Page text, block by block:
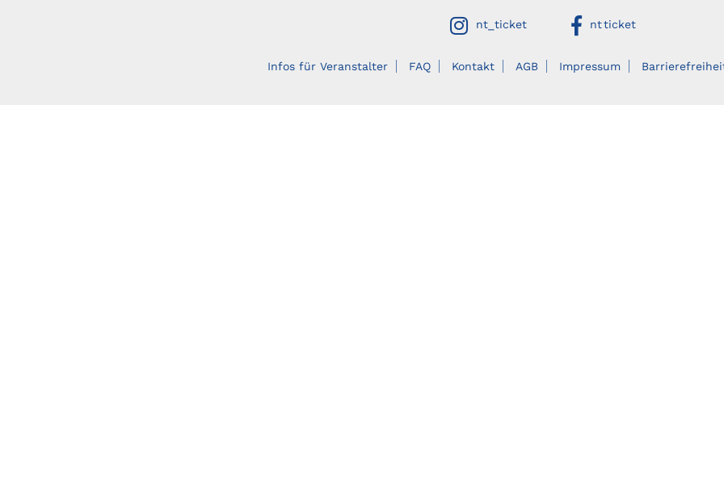
nt_ticketauf instagramnt ticketauf facebook
Infos für Veranstalter FAQ Kontakt AGB Impressum